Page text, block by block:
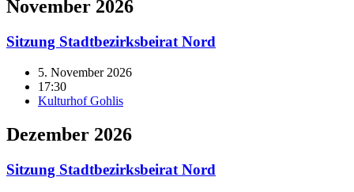
November 2026
Sitzung Stadtbezirksbeirat Nord
5. November 2026
17:30
Kulturhof Gohlis
Dezember 2026
Sitzung Stadtbezirksbeirat Nord